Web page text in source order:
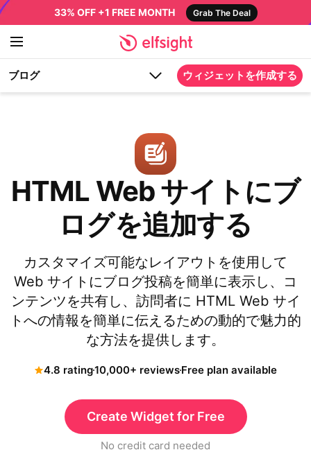
33% OFF +1 FREE MONTH Grab The Deal
ブログ ウィジェットを作成する
HTML Web サイトにブ
ログを追加する
カスタマイズ可能なレイアウトを使用して
Web サイトにブログ投稿を簡単に表示し、コ
ンテンツを共有し、訪問者に HTML Web サイ
トへの情報を簡単に伝えるための動的で魅力的
な方法を提供します。
4.8 rating10,000+ reviewsFree plan available
Create Widget for Free
No credit card needed